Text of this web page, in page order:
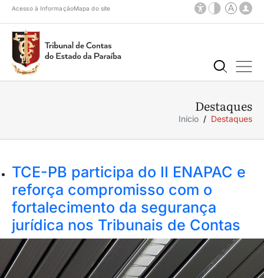
Acesso à InformaçãoMapa do site
Destaques
Início Destaques
TCE-PB participa do II ENAPAC e
reforça compromisso com o
fortalecimento da segurança
jurídica nos Tribunais de Contas